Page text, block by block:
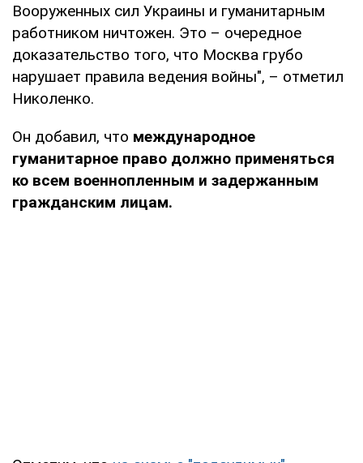
Вооруженных сил Украины и гуманитарным
работником ничтожен. Это – очередное
доказательство того, что Москва грубо
нарушает правила ведения войны", – отметил
Николенко.
Он добавил, что международное
гуманитарное право должно применяться
ко всем военнопленным и задержанным
гражданским лицам.